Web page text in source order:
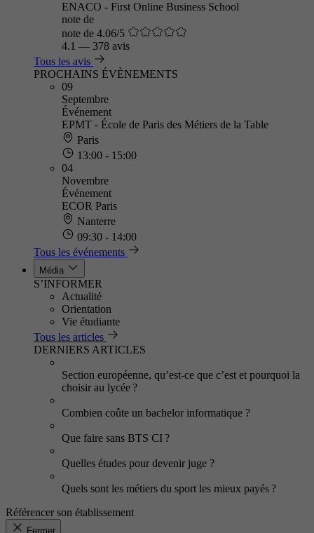
ENACO - First Online Business School
note de
note de 4.06/5
4.1 — 378 avis
Tous les avis
PROCHAINS ÉVÈNEMENTS
09
Septembre
Événement
EPMT - École de Paris des Métiers de la Table
Paris
13:00 - 15:00
04
Novembre
Événement
ECOR Paris
Nanterre
09:30 - 14:00
Tous les événements
Média
S’INFORMER
Actualité
Orientation
Vie étudiante
Tous les articles
DERNIERS ARTICLES
Section européenne, qu’est-ce que c’est et pourquoi la
choisir au lycée ?
Combien coûte un bachelor informatique ?
Que faire sans BTS CI ?
Quelles études pour devenir juge ?
Quels sont les métiers du sport les mieux payés ?
Référencer son établissement
Fermer